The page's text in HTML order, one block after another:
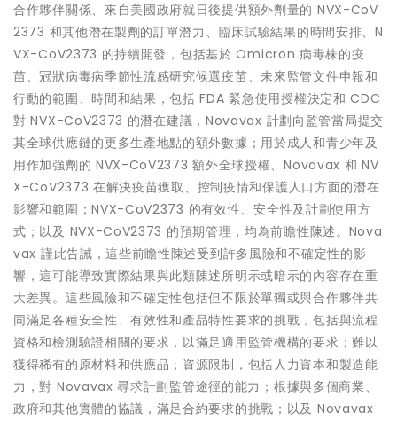
合作夥伴關係、來自美國政府就日後提供額外劑量的 NVX-CoV
2373 和其他潛在製劑的訂單潛力、臨床試驗結果的時間安排、N
VX-CoV2373 的持續開發，包括基於 Omicron 病毒株的疫
苗、冠狀病毒病季節性流感研究候選疫苗、未來監管文件申報和
行動的範圍、時間和結果，包括 FDA 緊急使用授權決定和 CDC
對 NVX-CoV2373 的潛在建議，Novavax 計劃向監管當局提交
其全球供應鏈的更多生產地點的額外數據；用於成人和青少年及
用作加強劑的 NVX-CoV2373 額外全球授權、Novavax 和 NV
X-CoV2373 在解決疫苗獲取、控制疫情和保護人口方面的潛在
影響和範圍；NVX-CoV2373 的有效性、安全性及計劃使用方
式；以及 NVX-CoV2373 的預期管理，均為前瞻性陳述。Nova
vax 謹此告誡，這些前瞻性陳述受到許多風險和不確定性的影
響，這可能導致實際結果與此類陳述所明示或暗示的內容存在重
大差異。這些風險和不確定性包括但不限於單獨或與合作夥伴共
同滿足各種安全性、有效性和產品特性要求的挑戰，包括與流程
資格和檢測驗證相關的要求，以滿足適用監管機構的要求；難以
獲得稀有的原材料和供應品；資源限制，包括人力資本和製造能
力，對 Novavax 尋求計劃監管途徑的能力；根據與多個商業、
政府和其他實體的協議，滿足合約要求的挑戰；以及 Novavax